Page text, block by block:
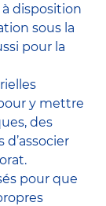
disposition
sous la
pour la
y mettre
des
pour que